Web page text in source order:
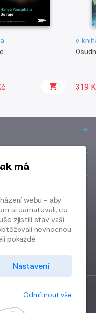
e-
319
má
webu - aby
si pamatovali, co
zjistili stav vaší
nevhodnou
pokaždé
se
nám tak
Nastavení
Odmítnout vše